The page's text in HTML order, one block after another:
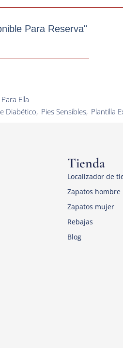
Para Reserva"
Ella
Diabético, Pies Sensibles, Plantilla
Tienda
Localizador de
Zapatos hombre
Zapatos mujer
Rebajas
Blog